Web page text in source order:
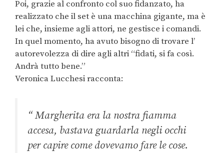
Poi, grazie al confronto col suo fidanzato, ha
realizzato che il set è una macchina gigante, ma è
lei che, insieme agli attori, ne gestisce i comandi.
In quel momento, ha avuto bisogno di trovare l’
autorevolezza di dire agli altri “fidati, si fa così.
Andrà tutto bene.”
Veronica Lucchesi racconta:
“ Margherita era la nostra fiamma
accesa, bastava guardarla negli occhi
per capire come dovevamo fare le cose.